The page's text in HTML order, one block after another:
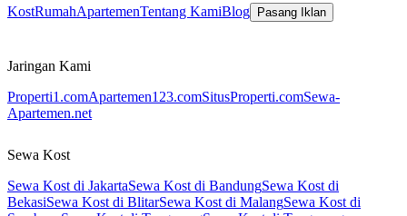
KostRumahApartemenTentang KamiBlog Pasang Iklan
Jaringan Kami
Properti1.comApartemen123.comSitusProperti.comSewa-
Apartemen.net
Sewa Kost
Sewa Kost di JakartaSewa Kost di BandungSewa Kost di
BekasiSewa Kost di BlitarSewa Kost di MalangSewa Kost di